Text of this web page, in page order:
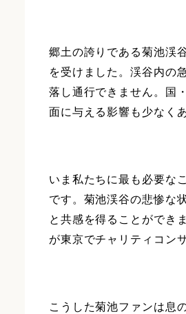
郷土の誇りである菊池渓
を受けました。渓谷内の
落し通行できません。国
面に与える影響も少なく
いま私たちに最も必要な
です。菊池渓谷の悲惨な
と共感を得ることができ
が東京でチャリティコン
こうした菊池ファンは息